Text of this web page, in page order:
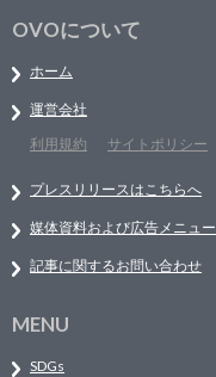
OVOについて
ホーム
運営会社
利用規約
サイトポリシー
プレスリリースはこちらへ
媒体資料および広告メニュー
記事に関するお問い合わせ
MENU
SDGs